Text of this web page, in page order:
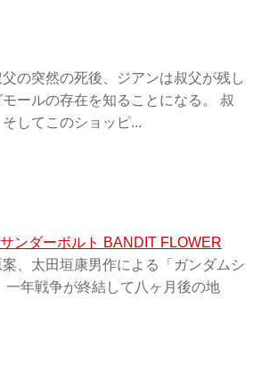
の突然の死後、ジアンは叔父が残し
ールの存在を知ることになる。 叔
してこのショッピ...
ンダーボルト BANDIT FLOWER
、太田垣康男作による「ガンダムシ
一年戦争が終結して八ヶ月後の地